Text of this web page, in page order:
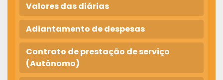
Valores das diárias
Adiantamento de despesas
Contrato de prestação de serviço
(Autônomo)